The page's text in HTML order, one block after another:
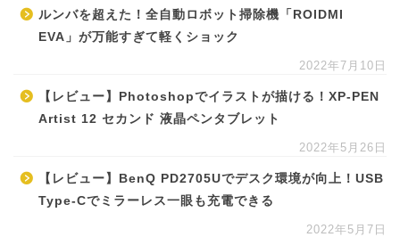
ルンバを超えた！全自動ロボット掃除機「ROIDMI
EVA」が万能すぎて軽くショック
2022年7月10日
【レビュー】Photoshopでイラストが描ける！XP-PEN
Artist 12 セカンド 液晶ペンタブレット
2022年5月26日
【レビュー】BenQ PD2705Uでデスク環境が向上！USB
Type-Cでミラーレス一眼も充電できる
2022年5月7日